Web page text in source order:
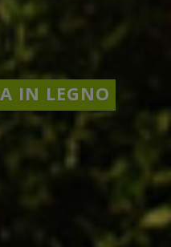
IN LEGNO